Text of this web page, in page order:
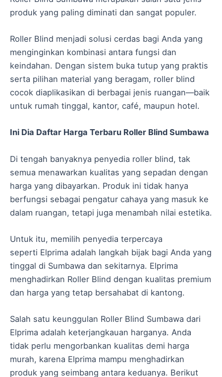
produk yang paling diminati dan sangat populer.
Roller Blind menjadi solusi cerdas bagi Anda yang
menginginkan kombinasi antara fungsi dan
keindahan. Dengan sistem buka tutup yang praktis
serta pilihan material yang beragam, roller blind
cocok diaplikasikan di berbagai jenis ruangan—baik
untuk rumah tinggal, kantor, café, maupun hotel.
Ini Dia Daftar Harga Terbaru Roller Blind Sumbawa
Di tengah banyaknya penyedia roller blind, tak
semua menawarkan kualitas yang sepadan dengan
harga yang dibayarkan. Produk ini tidak hanya
berfungsi sebagai pengatur cahaya yang masuk ke
dalam ruangan, tetapi juga menambah nilai estetika.
Untuk itu, memilih penyedia terpercaya
seperti Elprima adalah langkah bijak bagi Anda yang
tinggal di Sumbawa dan sekitarnya. Elprima
menghadirkan Roller Blind dengan kualitas premium
dan harga yang tetap bersahabat di kantong.
Salah satu keunggulan Roller Blind Sumbawa dari
Elprima adalah keterjangkauan harganya. Anda
tidak perlu mengorbankan kualitas demi harga
murah, karena Elprima mampu menghadirkan
produk yang seimbang antara keduanya. Berikut